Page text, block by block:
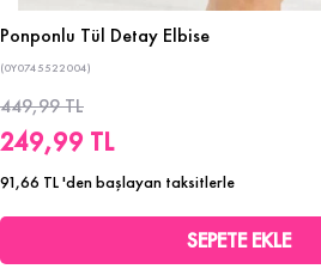
Ponponlu Tül Detay Elbise
(0Y0745522004)
449,99 TL
249,99 TL
91,66 TL'den başlayan taksitlerle